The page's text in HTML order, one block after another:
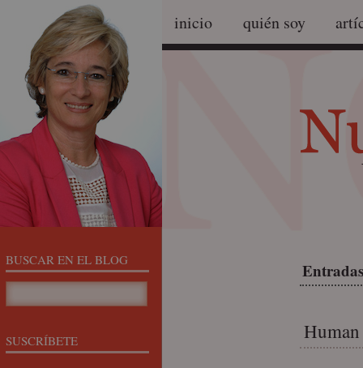
inicio quién soy
BUSCAR EN EL BLOG
SUSCRÍBETE